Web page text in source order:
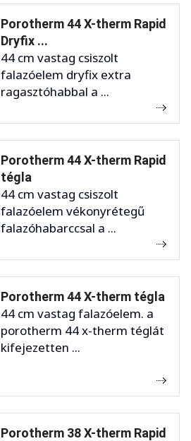
Porotherm 44 X-therm Rapid
Dryfix ...
44 cm vastag csiszolt
falazóelem dryfix extra
ragasztóhabbal a ...
Porotherm 44 X-therm Rapid
tégla
44 cm vastag csiszolt
falazóelem vékonyrétegű
falazóhabarccsal a ...
Porotherm 44 X-therm tégla
44 cm vastag falazóelem. a
porotherm 44 x-therm téglát
kifejezetten ...
Porotherm 38 X-therm Rapid